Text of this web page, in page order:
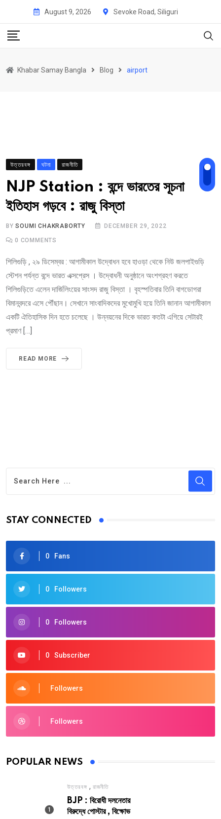
content
August 9, 2026 Sevoke Road, Siliguri
Khabar Samay Bangla Blog airport
উত্তরবঙ্গ ঘটনা রাজনীতি
NJP Station : বন্দে ভারতের সূচনা
ইতিহাস গড়বে : রাজু বিস্তা
BYSOUMI CHAKRABORTY DECEMBER 29, 2022
0 COMMENTS
শিলিগুড়ি , ২৯ ডিসেম্বর : আগামীকাল উদ্বোধন হবে হাওড়া থেকে নিউ জলপাইগুড়ি
স্টেশন পর্যন্ত বন্দে ভারত এক্সপ্রেস । উদ্বোধনী অনুষ্ঠানে অংশগ্রহণ করতে
শিলিগুড়িতে এলেন দার্জিলিংয়ের সাংসদ রাজু বিস্তা । বৃহস্পতিবার তিনি বাগডোগরা
বিমানবন্দরে এসে পৌঁছান। সেখানে সাংবাদিকদের মুখোমুখি হয়ে তিনি জানান আগামীকাল
একটি ঐতিহাসিক দিন হতে চলেছে । উন্নয়নের দিকে ভারত কতটা এগিয়ে সেটারই
প্রমাণ […]
READ MORE
STAY CONNECTED
0 Fans
0 Followers
0 Followers
0 Subscriber
Followers
Followers
POPULAR NEWS
উত্তরবঙ্গ , রাজনীতি
BJP : বিরোধী দলনেতার
বিরুদ্ধে পোস্টার , বিক্ষোভ